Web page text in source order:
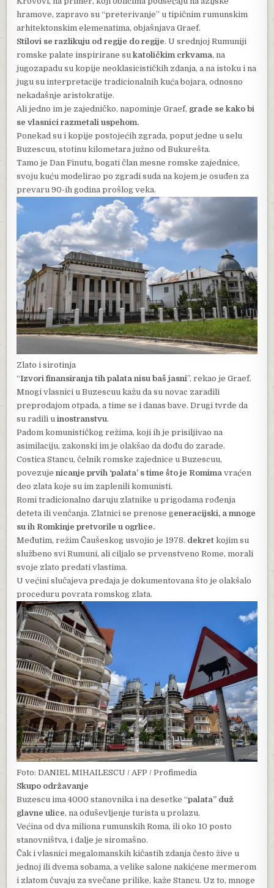
hramove, zapravo su “preterivanje” u tipičnim rumunskim
arhitektonskim elemenatima, objašnjava Graef.
Stilovi se razlikuju od regije do regije. U srednjoj Rumuniji
romske palate inspirirane sukatoličkim crkvama, na
jugozapadu su kopije neoklasicističkih zdanja, a na istoku i na
jugu su interpretacije tradicionalnih kuća bojara, odnosno
nekadašnje aristokratije.
Ali jedno im je zajedničko, napominje Graef, grade se kako bi
se vlasnici razmetali uspehom.
Ponekad su i kopije postojećih zgrada, poput jedne u selu
Buzescuu, stotinu kilometara južno od Bukurešta.
Tamo je Dan Finutu, bogati član mesne romske zajednice,
svoju kuću modelirao po zgradi suda na kojem je osuđen za
prevaru 90-ih godina prošlog veka.
Zlato i sirotinja
“Izvori finansiranja tih palata nisu baš jasni”, rekao je Graef.
Mnogi vlasnici u Buzescuu kažu da su novac zaradili
preprodajom otpada, a time se i danas bave. Drugi tvrde da
su radili uinostranstvu.
Padom komunističkog režima, koji ih je prisiljivao na
asimilaciju, zakonski im je olakšao da dođu do zarade.
Costica Stancu, čelnik romske zajednice u Buzescuu,
povezujenicanje prvih ‘palata’ s time što je Romima vraćen
deo zlata koje su im zaplenili komunisti.
Romi tradicionalno daruju zlatnike u prigodama rođenja
deteta ili venčanja. Zlatnici se prenose generacijski, a mnoge
su ih Romkinje pretvorile u ogrlice.
Međutim, režim Čaušeskog usvojio je 1978. dekretkojim su
službeno svi Rumuni, ali ciljalo se prvenstveno Rome, morali
svoje zlato predati vlastima.
U većini slučajeva predaja je dokumentovana što je olakšalo
proceduru povrata romskog zlata.
Foto: DANIEL MIHAILESCU / AFP / Profimedia
Skupo održavanje
Buzescu ima 4000 stanovnika i na desetke “palata” duž
glavne ulice, na oduševljenje turista u prolazu.
Većina od dva miliona rumunskih Roma, ili oko 10 posto
stanovništva, i dalje je siromašno.
Čak i vlasnici megalomanskih kičastih zdanja često žive u
jednoj ili dvema sobama, a velike salone nakićene mermerom
i zlatom čuvaju za svečane prilike, kaže Stancu. Uz to, mnoge